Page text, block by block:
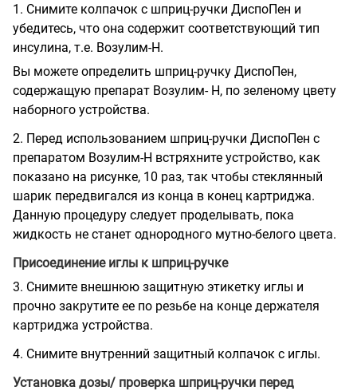
1. Снимите колпачок с шприц-ручки ДиспоПен и
убедитесь, что она содержит соответствующий тип
инсулина, т.е. Возулим-Н.
Вы можете определить шприц-ручку ДиспоПен,
содержащую препарат Возулим- Н, по зеленому цвету
наборного устройства.
2. Перед использованием шприц-ручки ДиспоПен с
препаратом Возулим-Н встряхните устройство, как
показано на рисунке, 10 раз, так чтобы стеклянный
шарик передвигался из конца в конец картриджа.
Данную процедуру следует проделывать, пока
жидкость не станет однородного мутно-белого цвета.
Присоединение иглы к шприц-ручке
3. Снимите внешнюю защитную этикетку иглы и
прочно закрутите ее по резьбе на конце держателя
картриджа устройства.
4. Снимите внутренний защитный колпачок с иглы.
Установка дозы/ проверка шприц-ручки перед